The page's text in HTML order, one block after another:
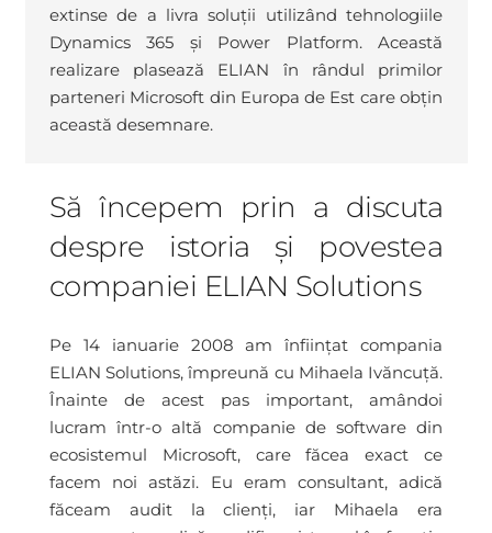
extinse de a livra soluții utilizând tehnologiile
Dynamics 365 și Power Platform. Această
realizare plasează ELIAN în rândul primilor
parteneri Microsoft din Europa de Est care obțin
această desemnare.
Să începem prin a discuta
despre istoria și povestea
companiei ELIAN Solutions
Pe 14 ianuarie 2008 am înființat compania
ELIAN Solutions, împreună cu Mihaela Ivăncuță.
Înainte de acest pas important, amândoi
lucram într-o altă companie de software din
ecosistemul Microsoft, care făcea exact ce
facem noi astăzi. Eu eram consultant, adică
făceam audit la clienți, iar Mihaela era